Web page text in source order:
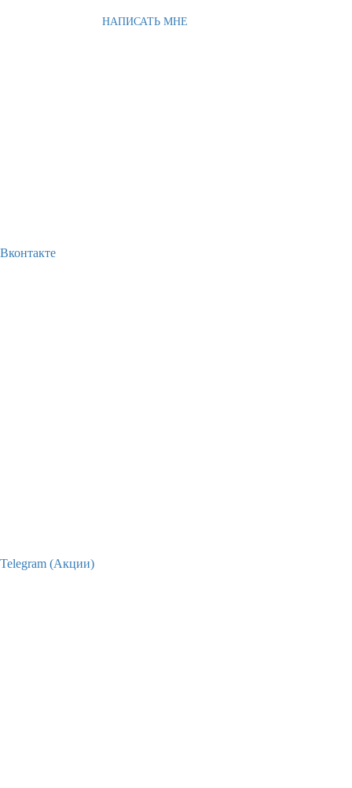
НАПИСАТЬ МНЕ
Вконтакте
Telegram (Акции)